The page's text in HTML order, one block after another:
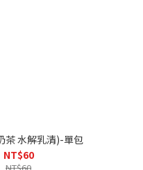
茶 水解乳清)-單包
NT$60